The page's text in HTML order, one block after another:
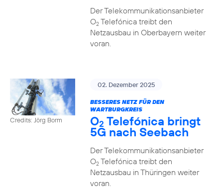
Der Telekommunikationsanbieter
O2Telefónica treibt den
Netzausbau in Oberbayern weiter
voran.
Credits: Jörg Borm
02. Dezember 2025
BESSERES NETZ FÜR DEN
WARTBURGKREIS
O2 Telefónica bringt
5G nach Seebach
Der Telekommunikationsanbieter
O2Telefónica treibt den
Netzausbau in Thüringen weiter
voran.